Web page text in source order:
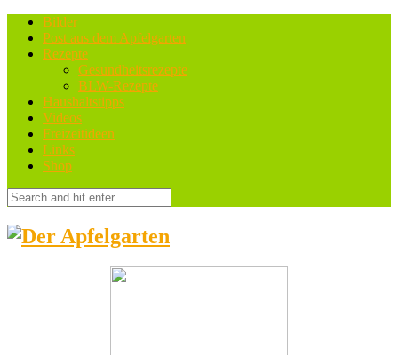
Bilder
Post aus dem Apfelgarten
Rezepte
Gesundheitsrezepte
BLW-Rezepte
Haushaltstipps
Videos
Freizeitideen
Links
Shop